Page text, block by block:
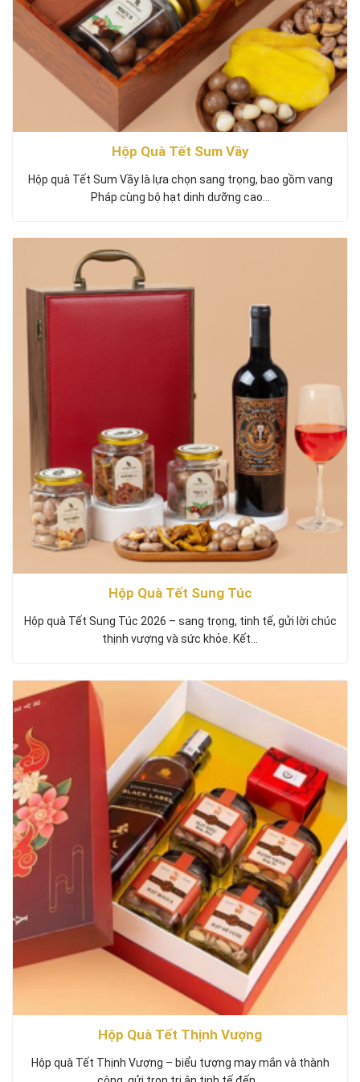
Hộp Quà Tết Sum Vầy
Hộp quà Tết Sum Vầy là lựa chọn sang trọng, bao gồm vang
Pháp cùng bộ hạt dinh dưỡng cao…
Hộp Quà Tết Sung Túc
Hộp quà Tết Sung Túc 2026 – sang trọng, tinh tế, gửi lời chúc
thịnh vượng và sức khỏe. Kết…
Hộp Quà Tết Thịnh Vượng
Hộp quà Tết Thịnh Vượng – biểu tượng may mắn và thành